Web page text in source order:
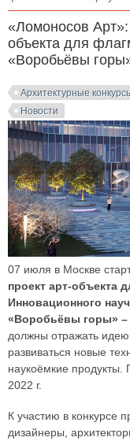
«Ломоносов Арт»:
объекта для
«Воробьёвы
Архитектурные
Новости
07 июля в Москве
проект арт-объекта
Инновационного
«Воробьёвы горы» –
должны отражать идею
развиваться новые
наукоёмкие продукты.
2022 г.
К участию в конкурсе
дизайнеры,